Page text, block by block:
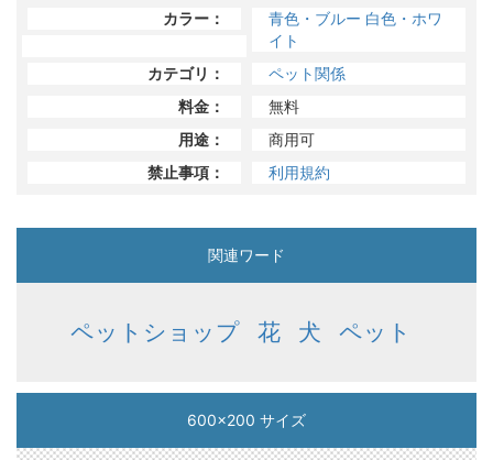
カラー：
青色・ブルー 白色・ホワ
イト
カテゴリ：
ペット関係
料金：
無料
用途：
商用可
禁止事項：
利用規約
関連ワード
ペットショップ 花 犬 ペット
600x200 サイズ